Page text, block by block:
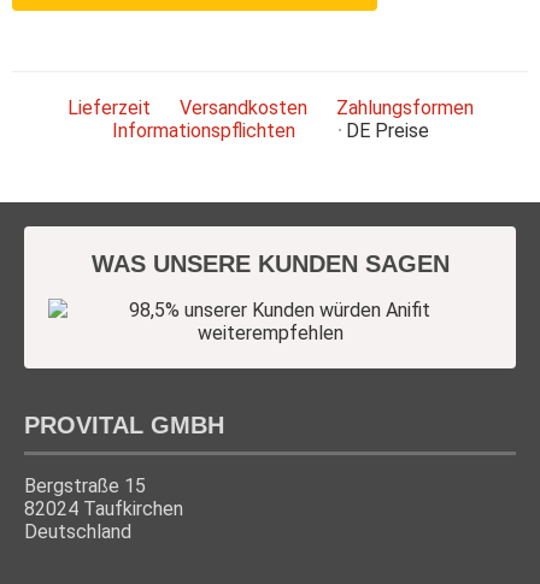
Lieferzeit Versandkosten
Zahlungsformen
Informationspflichten
DEPreise
WAS UNSERE KUNDEN SAGEN
PROVITAL GMBH
Bergstraße 15
82024 Taufkirchen
Deutschland